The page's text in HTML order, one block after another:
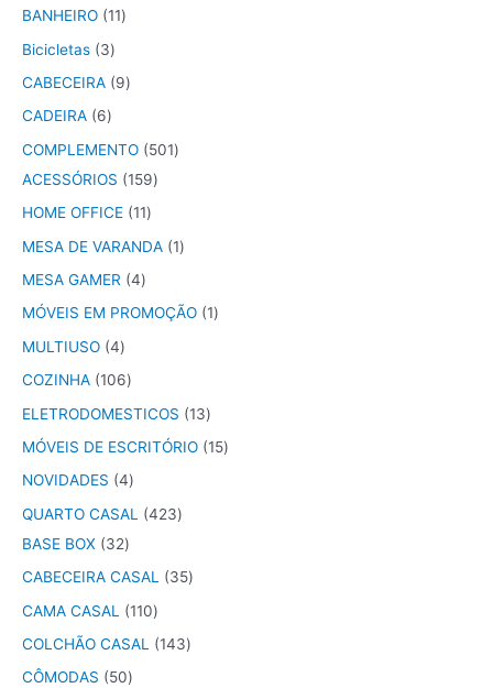
BANHEIRO 11
Bicicletas
3
CABECEIRA
9
CADEIRA
6
COMPLEMENTO
501
ACESSÓRIOS
159
HOME OFFICE 11
MESA DE VARANDA 1
MESA GAMER
4
MÓVEIS EM PROMOÇÃO 1
MULTIUSO 4
COZINHA 106
ELETRODOMESTICOS
13
MÓVEIS DE ESCRITÓRIO 15
NOVIDADES
4
QUARTO CASAL
423
BASE BOX
32
CABECEIRA CASAL
35
CAMA CASAL
110
COLCHÃO CASAL
143
CÔMODAS
50